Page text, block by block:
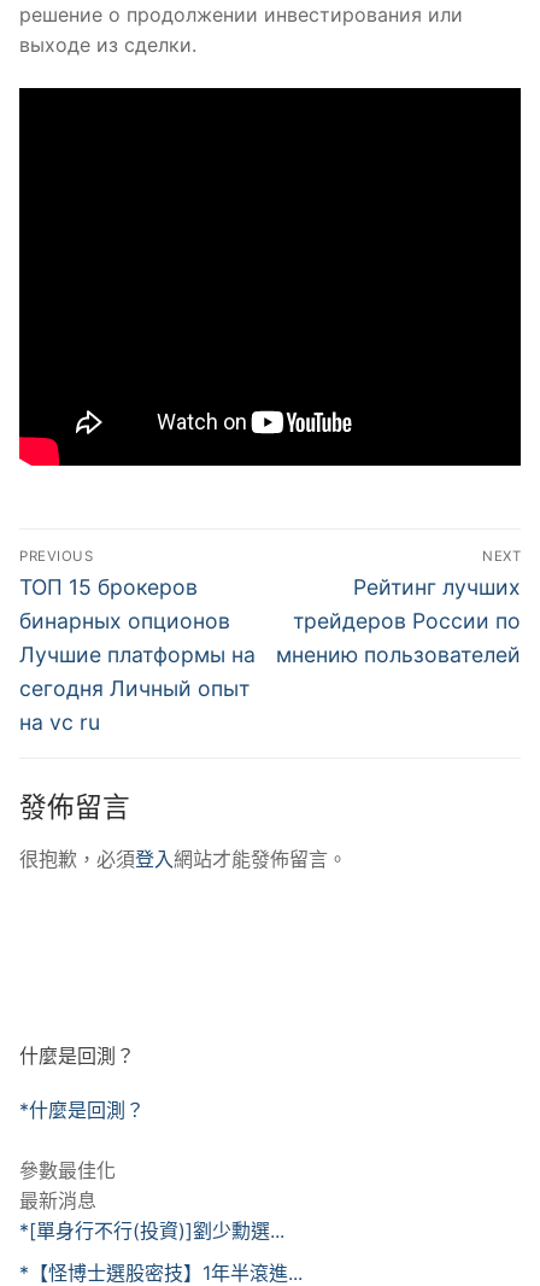
решение о продолжении инвестирования или
выходе из сделки.
文
章
導
覽
PREVIOUS
Previous
post:
ТОП 15 брокеров
бинарных опционов
Лучшие платформы на
сегодня Личный опыт
на vc ru
NEXT
Next
post:
Рейтинг лучших
трейдеров России по
мнению пользователей
發佈留言
很抱歉，必須登入網站才能發佈留言。
什麼是回測？
*什麼是回測？
參數最佳化
最新消息
*[單身行不行(投資)]劉少勳選...
*【怪博士選股密技】1年半滾進...